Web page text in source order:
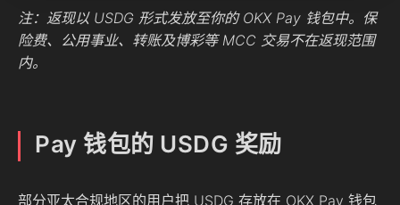
注：返现以 USDG 形式发放至你的 OKX Pay 钱包中。保
险费、公用事业、转账及博彩等 MCC 交易不在返现范围
内。
Pay 钱包的 USDG 奖励
部分亚太合规地区的用户把 USDG 存放在 OKX Pay 钱包